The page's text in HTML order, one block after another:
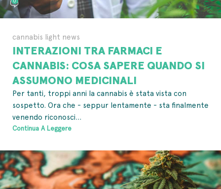
cannabis light news
INTERAZIONI TRA FARMACI E
CANNABIS: COSA SAPERE QUANDO SI
ASSUMONO MEDICINALI
Per tanti, troppi anni la cannabis è stata vista con
sospetto. Ora che - seppur lentamente - sta finalmente
venendo riconosci...
Continua A Leggere